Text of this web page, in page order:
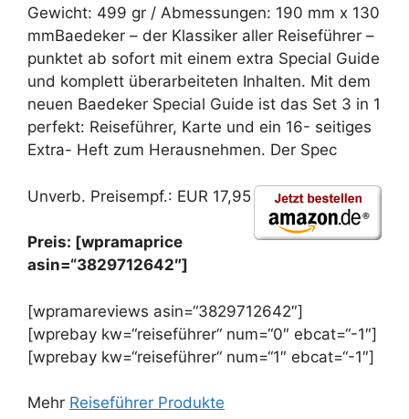
Gewicht: 499 gr / Abmessungen: 190 mm x 130
mmBaedeker – der Klassiker aller Reiseführer –
punktet ab sofort mit einem extra Special Guide
und komplett überarbeiteten Inhalten. Mit dem
neuen Baedeker Special Guide ist das Set 3 in 1
perfekt: Reiseführer, Karte und ein 16- seitiges
Extra- Heft zum Herausnehmen. Der Spec
Unverb. Preisempf.: EUR 17,95
Preis: [wpramaprice
asin=“3829712642″]
[wpramareviews asin=“3829712642″]
[wprebay kw=“reiseführer“ num=“0″ ebcat=“-1″]
[wprebay kw=“reiseführer“ num=“1″ ebcat=“-1″]
Mehr Reiseführer Produkte